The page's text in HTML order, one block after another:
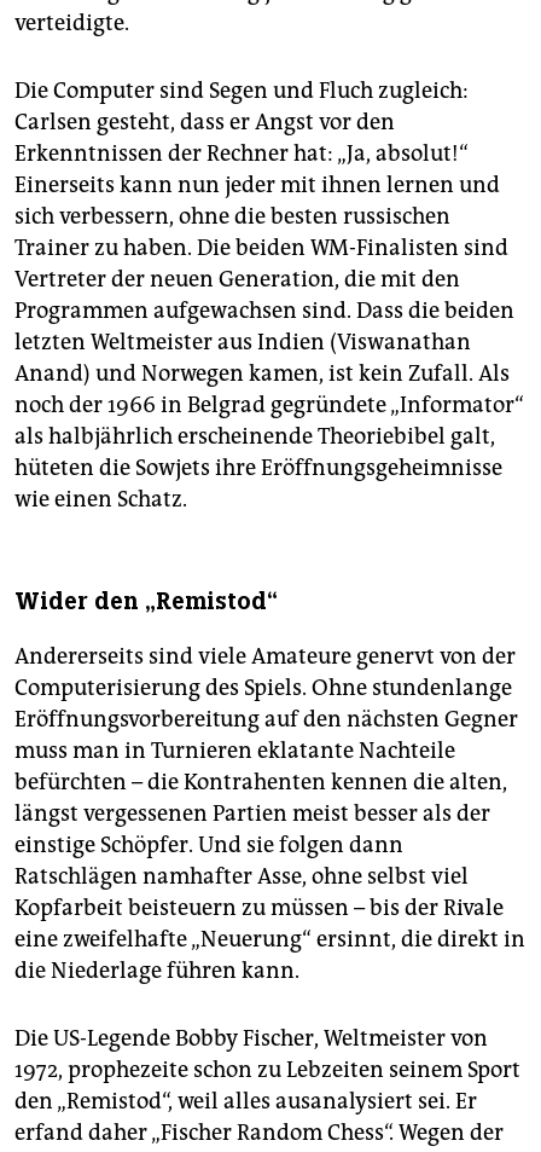
verteidigte.
Die Computer sind Segen und Fluch zugleich:
Carlsen gesteht, dass er Angst vor den
Erkenntnissen der Rechner hat: „Ja, absolut!“
Einerseits kann nun jeder mit ihnen lernen und
sich verbessern, ohne die besten russischen
Trainer zu haben. Die beiden WM-Finalisten sind
Vertreter der neuen Generation, die mit den
Programmen aufgewachsen sind. Dass die beiden
letzten Weltmeister aus Indien (Viswanathan
Anand) und Norwegen kamen, ist kein Zufall. Als
noch der 1966 in Belgrad gegründete „Informator“
als halbjährlich erscheinende Theoriebibel galt,
hüteten die Sowjets ihre Eröffnungsgeheimnisse
wie einen Schatz.
Wider den „Remistod“
Andererseits sind viele Amateure genervt von der
Computerisierung des Spiels. Ohne stundenlange
Eröffnungsvorbereitung auf den nächsten Gegner
muss man in Turnieren eklatante Nachteile
befürchten – die Kontrahenten kennen die alten,
längst vergessenen Partien meist besser als der
einstige Schöpfer. Und sie folgen dann
Ratschlägen namhafter Asse, ohne selbst viel
Kopfarbeit beisteuern zu müssen – bis der Rivale
eine zweifelhafte „Neuerung“ ersinnt, die direkt in
die Niederlage führen kann.
Die US-Legende Bobby Fischer, Weltmeister von
1972, prophezeite schon zu Lebzeiten seinem Sport
den „Remistod“, weil alles ausanalysiert sei. Er
erfand daher „Fischer Random Chess“. Wegen der